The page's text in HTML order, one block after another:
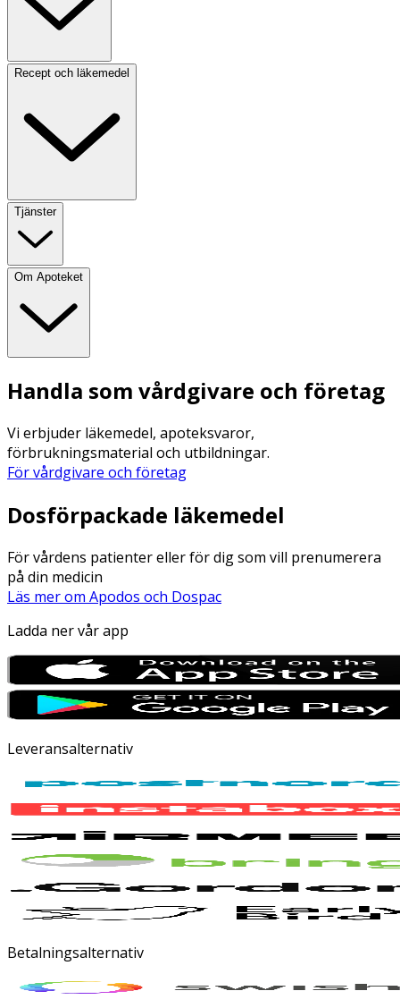
Recept och läkemedel
Tjänster
Om Apoteket
Handla som vårdgivare och företag
Vi erbjuder läkemedel, apoteksvaror,
förbrukningsmaterial och utbildningar.
För vårdgivare och företag
Dosförpackade läkemedel
För vårdens patienter eller för dig som vill prenumerera
på din medicin
Läs mer om Apodos och Dospac
Ladda ner vår app
Leveransalternativ
Betalningsalternativ